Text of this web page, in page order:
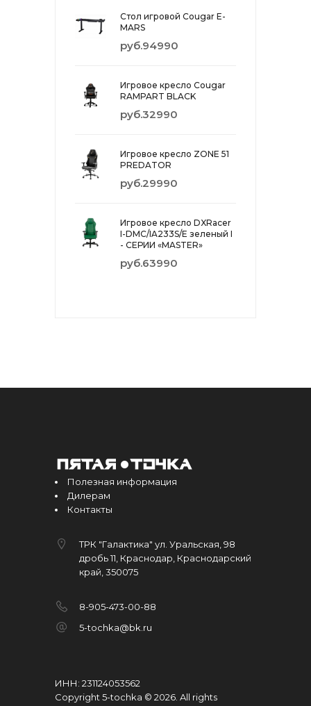
Стол игровой Cougar E-
MARS
руб.94990
Игровое кресло Cougar
RAMPART BLACK
руб.32990
Игровое кресло ZONE 51
PREDATOR
руб.29990
Игровое кресло DXRacer
I-DMC/IA233S/E зеленый I
- СЕРИИ «MASTER»
руб.63990
Полезная информация
Дилерам
Контакты
ТРК "Галактика" ул. Уральская, 98
дробь 11, Краснодар, Краснодарский
край, 350075
8-905-473-00-88
5-tochka@bk.ru
ИНН: 231124053562
Copyright 5-tochka © 2026 All rights